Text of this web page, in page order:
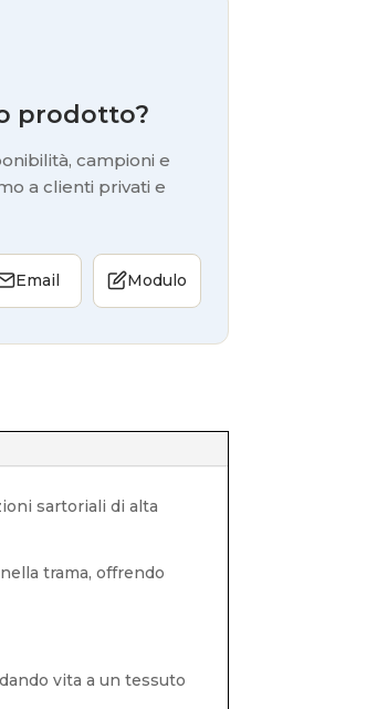
prodotto?
campioni e
a clienti privati e
Email Modulo
sartoriali di alta
trama, offrendo
vita a un tessuto